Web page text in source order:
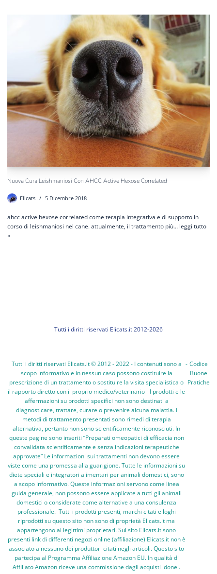
Nuova Cura Leishmaniosi Con AHCC Active Hexose Correlated
Elicats 5 Dicembre 2018
ahcc active hexose correlated come terapia integrativa e di supporto in
corso di leishmaniosi nel cane. attualmente, il trattamento più… leggi tutto
»
Tutti i diritti riservati Elicats.it 2012-2026
Tutti i diritti riservati Elicats.it © 2012 - 2022 - I contenuti sono a
scopo informativo e in nessun caso possono costituire la
prescrizione di un trattamento o sostituire la visita specialistica o
il rapporto diretto con il proprio medico/veterinario - I prodotti e le
affermazioni su prodotti specifici non sono destinati a
diagnosticare, trattare, curare o prevenire alcuna malattia. I
metodi di trattamento presentati sono rimedi di terapia
alternativa, pertanto non sono scientificamente riconosciuti. In
queste pagine sono inseriti “Preparati omeopatici di efficacia non
convalidata scientificamente e senza indicazioni terapeutiche
approvate” Le informazioni sui trattamenti non devono essere
viste come una promessa alla guarigione. Tutte le informazioni su
diete speciali e integratori alimentari per animali domestici, sono
a scopo informativo. Queste informazioni servono come linea
guida generale, non possono essere applicate a tutti gli animali
domestici o considerate come alternative a una consulenza
professionale. Tutti i prodotti presenti, marchi citati e loghi
riprodotti su questo sito non sono di proprietà Elicats.it ma
appartengono ai legittimi proprietari. Sul sito Elicats.it sono
presenti link di differenti negozi online (affiliazione) Elicats.it non è
associato a nessuno dei produttori citati negli articoli. Questo sito
partecipa al Programma Affiliazione Amazon EU. In qualità di
Affiliato Amazon riceve una commissione dagli acquisti idonei.
- Codice
Buone
Pratiche